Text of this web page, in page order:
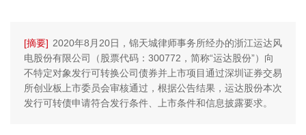
[摘要] 2020年8月20日，锦天城律师事务所经办的浙江运达风
电股份有限公司（股票代码：300772，简称“运达股份”）向
不特定对象发行可转换公司债券并上市项目通过深圳证券交易
所创业板上市委员会审核通过，根据公告结果，运达股份本次
发行可转债申请符合发行条件、上市条件和信息披露要求。